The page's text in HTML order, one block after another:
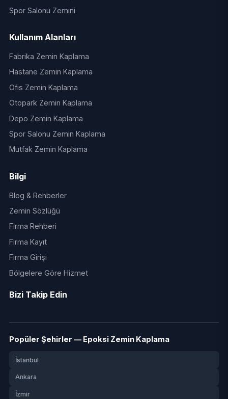
Spor Salonu Zemini
Kullanım Alanları
Fabrika Zemin Kaplama
Hastane Zemin Kaplama
Ofis Zemin Kaplama
Otopark Zemin Kaplama
Depo Zemin Kaplama
Spor Salonu Zemin Kaplama
Mutfak Zemin Kaplama
Bilgi
Blog & Rehberler
Zemin Sözlüğü
Firma Rehberi
Firma Kayıt
Firma Girişi
Bölgelere Göre Hizmet
Bizi Takip Edin
Popüler Şehirler — Epoksi Zemin Kaplama
İstanbul
Ankara
İzmir